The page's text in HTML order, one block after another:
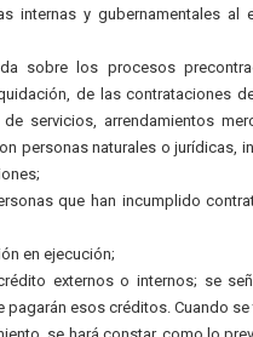
internas y gubernamentales al
sobre los procesos
de las contrataciones
servicios, arrendamientos
personas naturales o jurídicas,
que han incumplido
en ejecución;
externos o internos; se
esos créditos. Cuando se